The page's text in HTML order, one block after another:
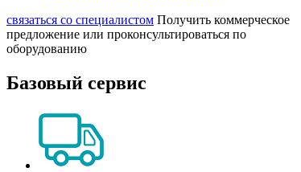
cвязаться со специалистом Получить коммерческое
предложение или проконсультироваться по
оборудованию
Базовый сервис